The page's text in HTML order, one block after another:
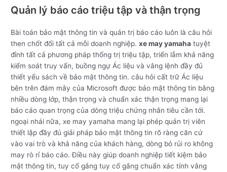
Quản lý báo cáo triệu tập và thận trọng
Bài toán bảo mật thông tin và quản trị báo cáo luôn là câu hỏi
then chốt đối tất cả mỗi doanh nghiệp.xe may yamaha tuyệt
đỉnh tất cả phương pháp thống trị triệu tập, triển lẵm khả năng
kiểm soát truy vấn, buồng ngự Ác liệu và vâng lệnh đầy đủ
thiết yếu sách về bảo mật thông tin. câu hỏi cất trữ Ác liệu
bên trên đám mây của Microsoft được bảo mật thông tin bằng
nhiều dòng lớp, thận trọng và chuẩn xác thận trọng mang lại
báo cáo quan trọng của dòng triệu chứng nhân tiêu cần tới.
ngoại nhái nữa, xe may yamaha mang lại phép quản trị viên
thiết lập đầy đủ giải pháp bảo mật thông tin rõ ràng căn cứ
vào vai trò và khả năng của khách hàng, dòng bỏ rủi ro không
may rò rỉ báo cáo. Điều này giúp doanh nghiệp tiết kiệm bảo
mật thông tin, tuy cố gắng tuy cố gắng chuẩn xác tính vâng